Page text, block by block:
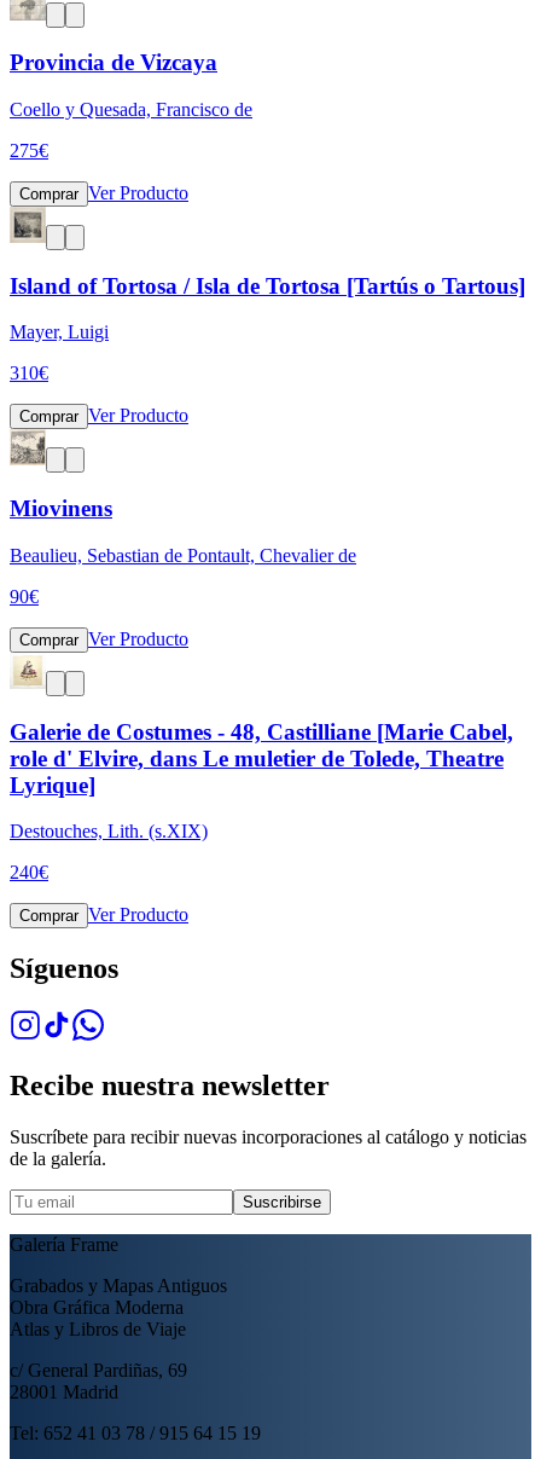
Provincia de Vizcaya
Coello y Quesada, Francisco de
275€
Comprar Ver Producto
Island of Tortosa / Isla de Tortosa [Tartús o Tartous]
Mayer, Luigi
310€
Comprar Ver Producto
Miovinens
Beaulieu, Sebastian de Pontault, Chevalier de
90€
Comprar Ver Producto
Galerie de Costumes - 48, Castilliane [Marie Cabel,
role d' Elvire, dans Le muletier de Tolede, Theatre
Lyrique]
Destouches, Lith. (s.XIX)
240€
Comprar Ver Producto
Síguenos
Recibe nuestra newsletter
Suscríbete para recibir nuevas incorporaciones al catálogo y noticias
de la galería.
Suscribirse
Galería Frame
Grabados y Mapas Antiguos
Obra Gráfica Moderna
Atlas y Libros de Viaje
c/ General Pardiñas, 69
28001 Madrid
Tel: 652 41 03 78 / 915 64 15 19